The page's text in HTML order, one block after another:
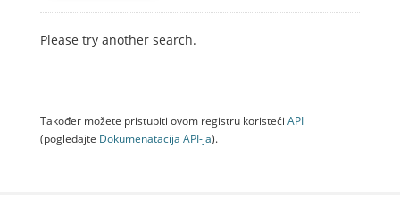
Please try another search.
Također možete pristupiti ovom registru koristeći API
(pogledajte Dokumenаtаcijа API-jа).